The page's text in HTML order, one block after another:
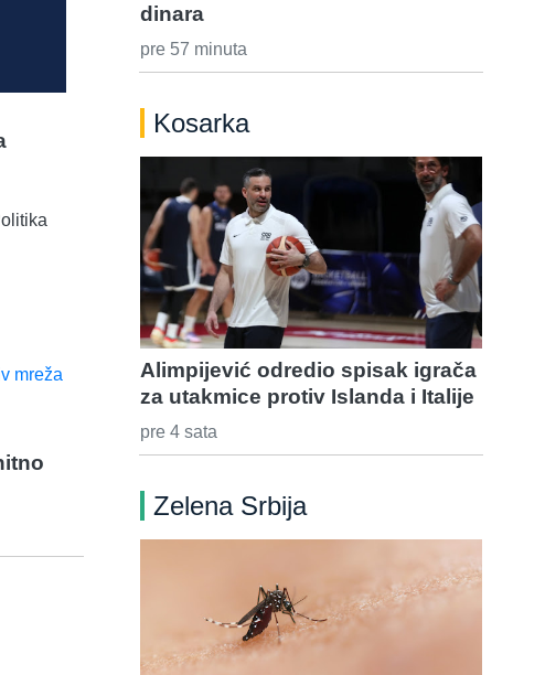
dinara
pre 57 minuta
Kosarka
Alimpijević odredio spisak igrača
za utakmice protiv Islanda i Italije
pre 4 sata
Zelena Srbija